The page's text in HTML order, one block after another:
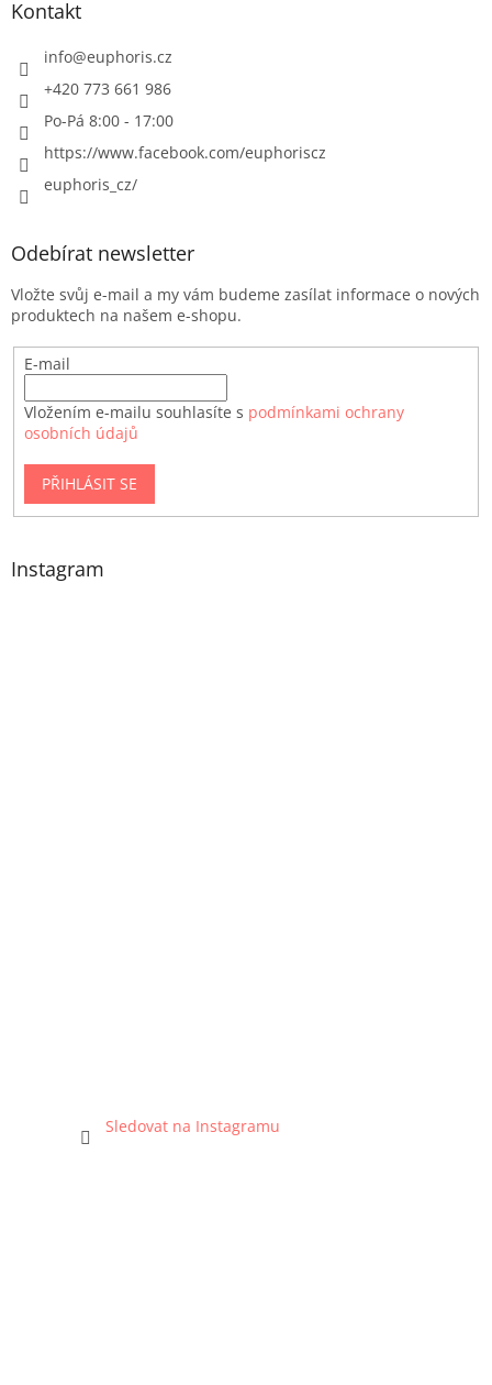
Kontakt
info@euphoris.cz
+420 773 661 986
Po-Pá 8:00 - 17:00
https://www.facebook.com/euphoriscz
euphoris_cz/
Odebírat newsletter
Vložte svůj e-mail a my vám budeme zasílat informace o nových
produktech na našem e-shopu.
E-mail
Vložením e-mailu souhlasíte s podmínkami ochrany
osobních údajů
PŘIHLÁSIT SE
Instagram
Sledovat na Instagramu